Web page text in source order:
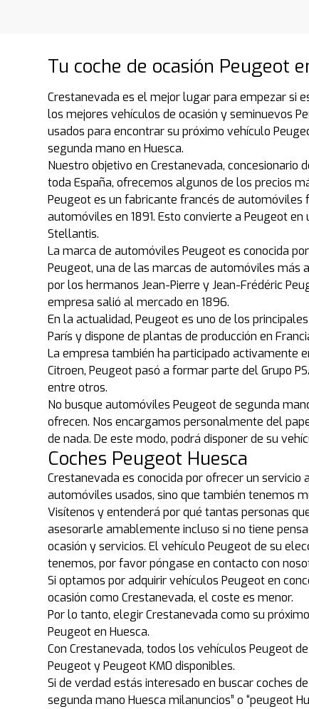
Tu coche de ocasión Peugeot
Crestanevada es el mejor lugar para empezar si
los mejores vehículos de ocasión y seminuevos
usados para encontrar su próximo vehículo
segunda mano en Huesca.
Nuestro objetivo en Crestanevada, concesionario
toda España, ofrecemos algunos de los precios
Peugeot es un fabricante francés de automóviles
automóviles en 1891. Esto convierte a Peugeot
Stellantis.
La marca de automóviles Peugeot es conocida
Peugeot, una de las marcas de automóviles más
por los hermanos Jean-Pierre y Jean-Frédéric
empresa salió al mercado en 1896.
En la actualidad, Peugeot es uno de los
París y dispone de plantas de producción en
La empresa también ha participado activamente
Citroen, Peugeot pasó a formar parte del Grupo
entre otros.
No busque automóviles Peugeot de segunda
ofrecen. Nos encargamos personalmente del
de nada. De este modo, podrá disponer de su
Coches Peugeot Huesca
Crestanevada es conocida por ofrecer un
automóviles usados, sino que también tenemos
Visítenos y entenderá por qué tantas personas
asesorarle amablemente incluso si no tiene
ocasión y servicios. El vehículo Peugeot de su
tenemos, por favor póngase en contacto con
Si optamos por adquirir vehículos Peugeot en
ocasión como Crestanevada, el coste es menor.
Por lo tanto, elegir Crestanevada como su
Peugeot en Huesca.
Con Crestanevada, todos los vehículos Peugeot
Peugeot y Peugeot KM0 disponibles.
Si de verdad estás interesado en buscar coches
segunda mano Huesca milanuncios” o “peugeot